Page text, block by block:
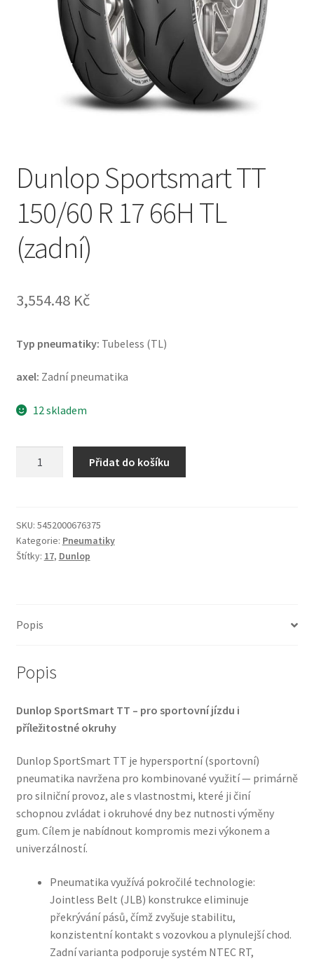
Dunlop Sportsmart TT
150/60 R 17 66H TL
(zadní)
3,554.48 Kč
Typ pneumatiky: Tubeless (TL)
axel: Zadní pneumatika
12 skladem
R
17
66H
Přidat do košíku
SKU: 5452000676375
Kategorie: Pneumatiky
Štítky: 17, Dunlop
Popis
Popis
Dunlop SportSmart TT – pro sportovní jízdu i
příležitostné okruhy
Dunlop SportSmart TT je hypersportní (sportovní)
pneumatika navržena pro kombinované využití — primárně
pro silniční provoz, ale s vlastnostmi, které ji činí
schopnou zvládat i okruhové dny bez nutnosti výměny
gum. Cílem je nabídnout kompromis mezi výkonem a
univerzálností.
Pneumatika využívá pokročilé technologie:
Jointless Belt (JLB) konstrukce eliminuje
překrývání pásů, čímž zvyšuje stabilitu,
konzistentní kontakt s vozovkou a plynulejší chod.
Zadní varianta podporuje systém NTEC RT,